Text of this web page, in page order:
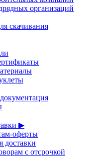
организаций
скачивания
▶
оферты
доставки
с отсрочкой